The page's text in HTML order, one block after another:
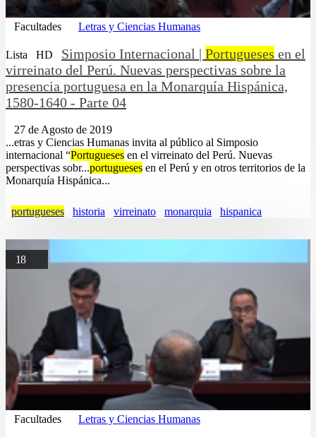
Facultades Letras y Ciencias Humanas
Lista HD Simposio Internacional | Portugueses en el
virreinato del Perú. Nuevas perspectivas sobre la
presencia portuguesa en la Monarquía Hispánica,
1580-1640 - Parte 04
27 de Agosto de 2019
...etras y Ciencias Humanas invita al público al Simposio
internacional “Portugueses en el virreinato del Perú. Nuevas
perspectivas sobr...portugueses en el Perú y en otros territorios de la
Monarquía Hispánica...
portugueses historia virreinato monarquia hispanica
18
Facultades Letras y Ciencias Humanas